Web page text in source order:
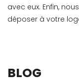
avec eux. Enfin,
déposer à votre
BLOG